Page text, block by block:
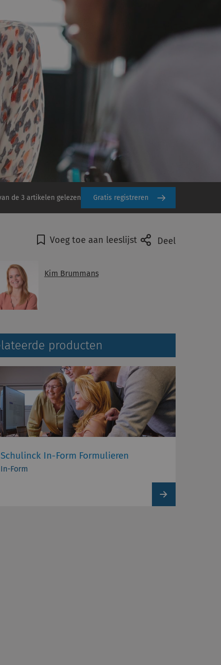
de 3 artikelen gelezen Gratis registreren
Voeg toe aan leeslijst Deel
Kim Brummans
producten
Schulinck In-Form Formulieren
In-Form
product